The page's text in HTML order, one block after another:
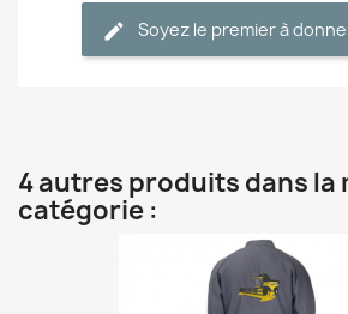
Soyez le premier à
4 autres produits dans la
catégorie :